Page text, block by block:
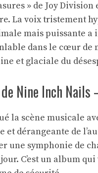
» de Joy
La voix tristement
mais puissante a
dans le cœur de
et glaciale du
Nine Inch
la scène musicale
dérangeante de
une symphonie de
C’est un album